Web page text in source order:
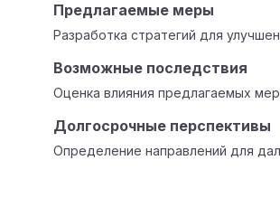
Предлагаемые меры
Разработка стратегий для
Возможные последствия
Оценка влияния предлагаемых
Долгосрочные перспективы
Определение направлений для